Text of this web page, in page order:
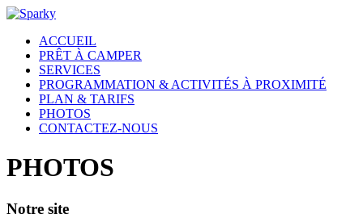
ACCUEIL
PRÊT À CAMPER
SERVICES
PROGRAMMATION & ACTIVITÉS À PROXIMITÉ
PLAN & TARIFS
PHOTOS
CONTACTEZ-NOUS
PHOTOS
Notre site